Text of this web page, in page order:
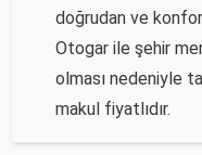
doğrudan ve
Otogar ile şehir
olması nedeniyle
makul fiyatlıdır.